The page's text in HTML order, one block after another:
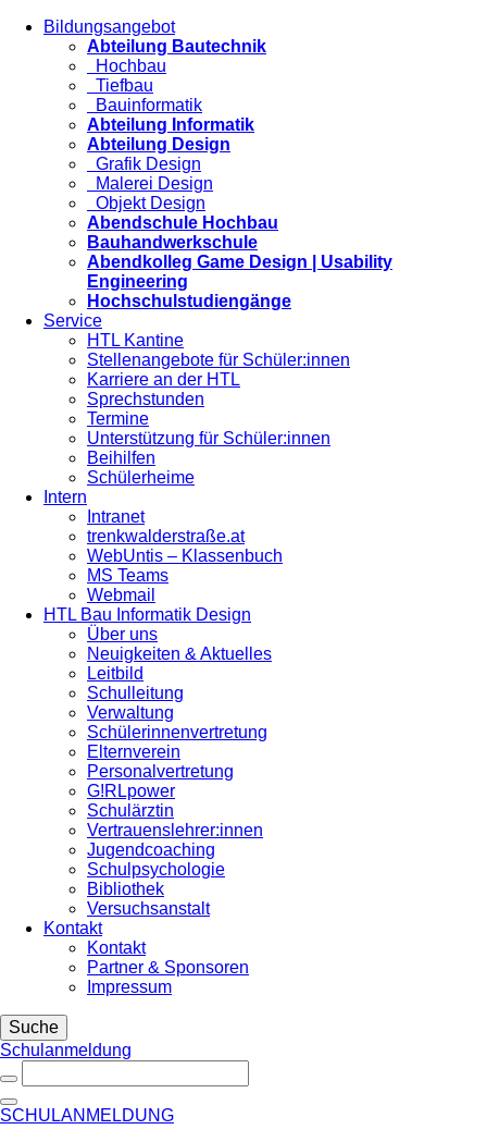
Bildungsangebot
Abteilung Bautechnik
Hochbau
Tiefbau
Bauinformatik
Abteilung Informatik
Abteilung Design
Grafik Design
Malerei Design
Objekt Design
Abendschule Hochbau
Bauhandwerkschule
Abendkolleg Game Design | Usability
Engineering
Hochschulstudiengänge
Service
HTL Kantine
Stellenangebote für Schüler:innen
Karriere an der HTL
Sprechstunden
Termine
Unterstützung für Schüler:innen
Beihilfen
Schülerheime
Intern
Intranet
trenkwalderstraße.at
WebUntis – Klassenbuch
MS Teams
Webmail
HTL Bau Informatik Design
Über uns
Neuigkeiten & Aktuelles
Leitbild
Schulleitung
Verwaltung
Schülerinnenvertretung
Elternverein
Personalvertretung
G!RLpower
Schulärztin
Vertrauenslehrer:innen
Jugendcoaching
Schulpsychologie
Bibliothek
Versuchsanstalt
Kontakt
Kontakt
Partner & Sponsoren
Impressum
Suche
Schulanmeldung
SCHULANMELDUNG